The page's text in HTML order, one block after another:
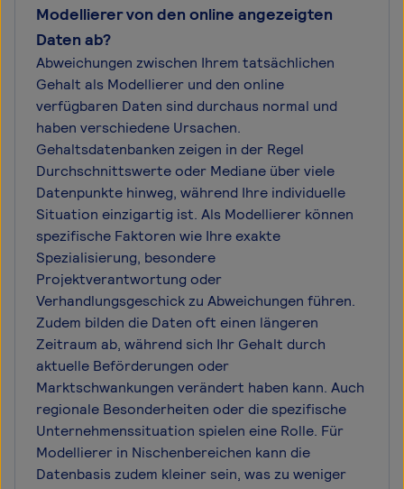
Modellierer von den online angezeigten
Daten ab?
Abweichungen zwischen Ihrem tatsächlichen
Gehalt als Modellierer und den online
verfügbaren Daten sind durchaus normal und
haben verschiedene Ursachen.
Gehaltsdatenbanken zeigen in der Regel
Durchschnittswerte oder Mediane über viele
Datenpunkte hinweg, während Ihre individuelle
Situation einzigartig ist. Als Modellierer können
spezifische Faktoren wie Ihre exakte
Spezialisierung, besondere
Projektverantwortung oder
Verhandlungsgeschick zu Abweichungen führen.
Zudem bilden die Daten oft einen längeren
Zeitraum ab, während sich Ihr Gehalt durch
aktuelle Beförderungen oder
Marktschwankungen verändert haben kann. Auch
regionale Besonderheiten oder die spezifische
Unternehmenssituation spielen eine Rolle. Für
Modellierer in Nischenbereichen kann die
Datenbasis zudem kleiner sein, was zu weniger